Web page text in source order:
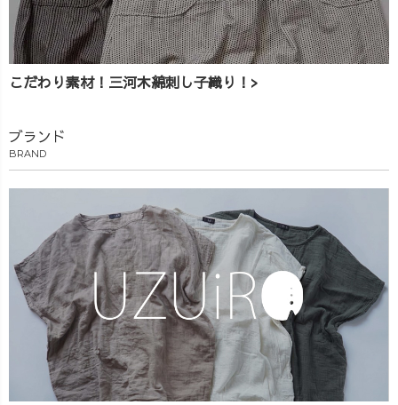
こだわり素材！三河木綿刺し子織り！>
ブランド
BRAND